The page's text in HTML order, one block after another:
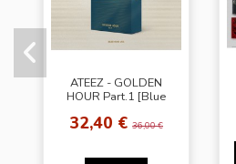
ATEEZ - GOLDEN
HOUR Part.1 [Blue
32,40 €36,00 €